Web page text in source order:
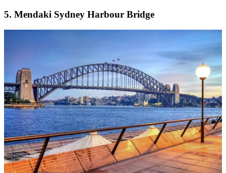
5. Mendaki Sydney Harbour Bridge